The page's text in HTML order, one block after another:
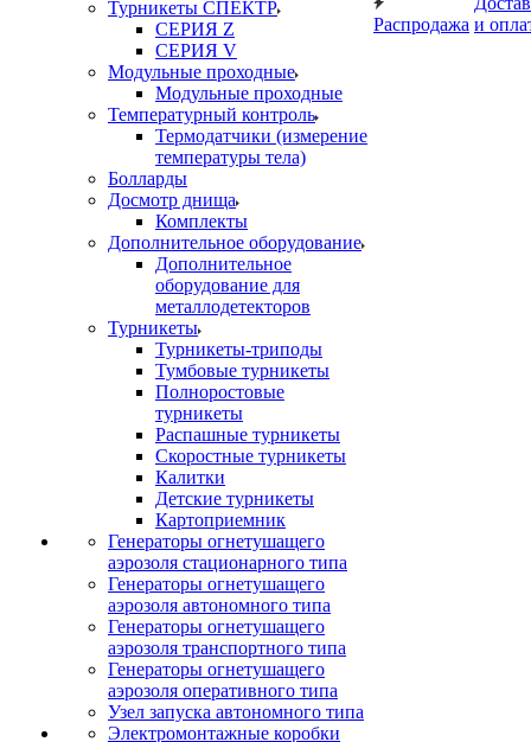
Турникеты СПЕКТР
СЕРИЯ Z
СЕРИЯ V
Модульные проходные
Модульные проходные
Температурный контроль
Термодатчики (измерение
температуры тела)
Болларды
Досмотр днища
Комплекты
Дополнительное оборудование
Дополнительное
оборудование для
металлодетекторов
Турникеты
Турникеты-триподы
Тумбовые турникеты
Полноростовые
турникеты
Распашные турникеты
Скоростные турникеты
Калитки
Детские турникеты
Картоприемник
Генераторы огнетушащего
аэрозоля стационарного типа
Генераторы огнетушащего
аэрозоля автономного типа
Генераторы огнетушащего
аэрозоля транспортного типа
Генераторы огнетушащего
аэрозоля оперативного типа
Узел запуска автономного типа
Электромонтажные коробки
Распродажа и